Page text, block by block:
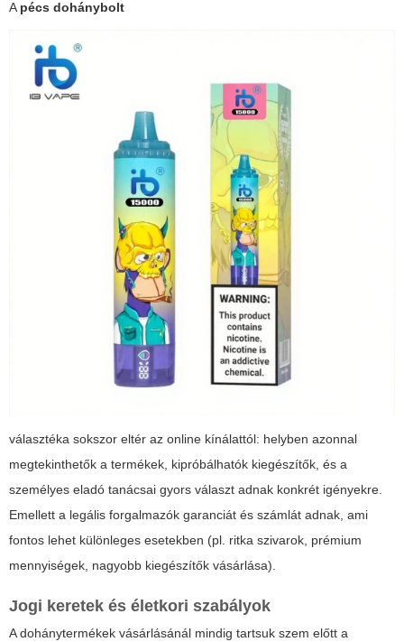
Apécs dohánybolt
választéka sokszor eltér az online kínálattól: helyben azonnal
megtekinthetők a termékek, kipróbálhatók kiegészítők, és a
személyes eladó tanácsai gyors választ adnak konkrét igényekre.
Emellett a legális forgalmazók garanciát és számlát adnak, ami
fontos lehet különleges esetekben (pl. ritka szivarok, prémium
mennyiségek, nagyobb kiegészítők vásárlása).
Jogi keretek és életkori szabályok
A dohánytermékek vásárlásánál mindig tartsuk szem előtt a